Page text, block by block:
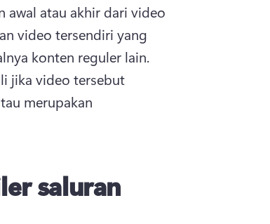
awal atau akhir dari video
video tersendiri yang
jika video tersebut
merupakan
saluran